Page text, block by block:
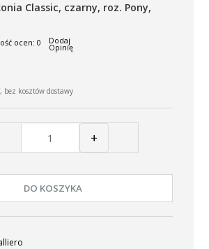
Classic, czarny, roz. Pony,
ocen: 0 Dodaj
Opinię
bez kosztów dostawy
+
DO KOSZYKA